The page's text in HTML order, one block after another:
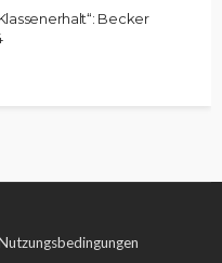
Becker